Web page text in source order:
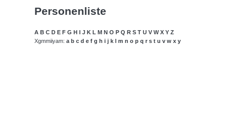
Personenliste
A B C D E F G H I J K L M N O P Q R S T U V W X Y Z
Xgmmiiyam:a b c d e f g h i j k l m n o p q r s t u v w x y